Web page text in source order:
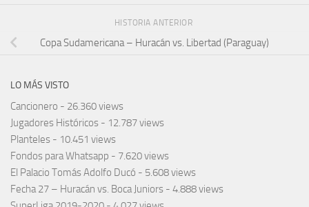
HISTORIA ANTERIOR
Copa Sudamericana – Huracán vs. Libertad (Paraguay)
LO MÁS VISTO
Cancionero - 26.360 views
Jugadores Históricos - 12.787 views
Planteles - 10.451 views
Fondos para Whatsapp - 7.620 views
El Palacio Tomás Adolfo Ducó - 5.608 views
Fecha 27 – Huracán vs. Boca Juniors - 4.888 views